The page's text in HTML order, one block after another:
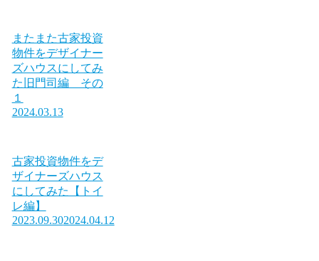
またまた古家投資
物件をデザイナー
ズハウスにしてみ
た旧門司編 その
１
2024.03.13
古家投資物件をデ
ザイナーズハウス
にしてみた【トイ
レ編】
2023.09.302024.04.12